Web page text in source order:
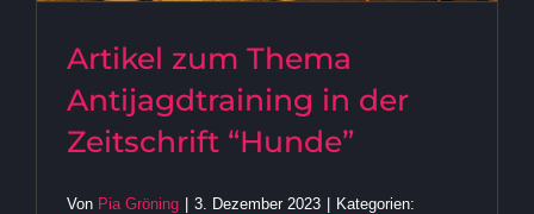
Artikel zum Thema
Antijagdtraining in der
Zeitschrift “Hunde”
Von Pia Gröning | 3. Dezember 2023 | Kategorien: